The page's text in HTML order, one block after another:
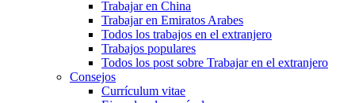
Trabajar en China
Trabajar en Emiratos Arabes
Todos los trabajos en el extranjero
Trabajos populares
Todos los post sobre Trabajar en el extranjero
Consejos
Currículum vitae